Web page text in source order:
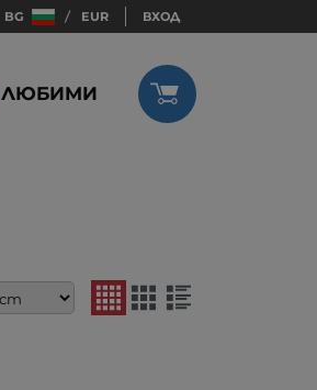
BG EUR ВХОД
ЛЮБИМИ